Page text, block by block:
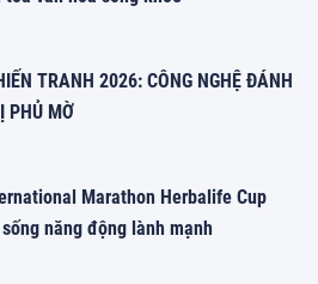
TRANH 2026: CÔNG NGHỆ ĐÁNH
PHỦ MỜ
Marathon Herbalife Cup
năng động lành mạnh